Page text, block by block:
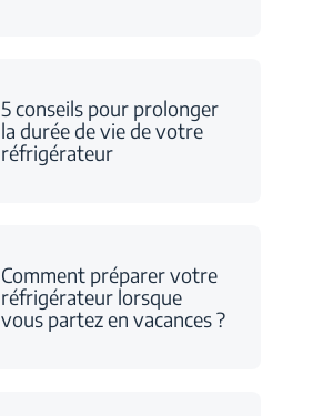
5 conseils pour prolonger
la durée de vie de votre
réfrigérateur
Comment préparer votre
réfrigérateur lorsque
vous partez en vacances ?